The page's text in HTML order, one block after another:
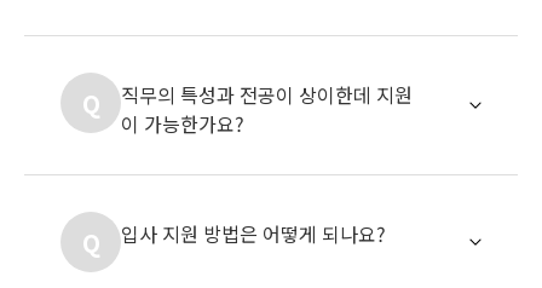
Q
직무의 특성과 전공이 상이한데 지원
이 가능한가요?
Q 입사 지원 방법은 어떻게 되나요?